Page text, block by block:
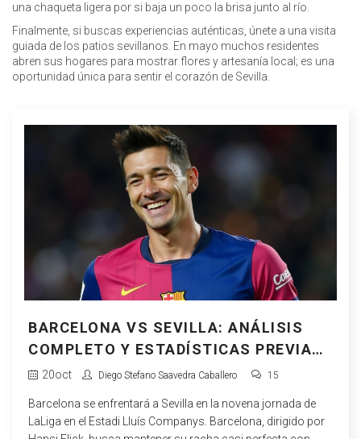
una chaqueta ligera por si baja un poco la brisa junto al río.
Finalmente, si buscas experiencias auténticas, únete a una visita
guiada de los patios sevillanos. En mayo muchos residentes
abren sus hogares para mostrar flores y artesanía local; es una
oportunidad única para sentir el corazón de Sevilla.
BARCELONA VS SEVILLA: ANÁLISIS
COMPLETO Y ESTADÍSTICAS PREVIA
AL PARTIDO EN LA LIGA
20oct Diego Stefano Saavedra Caballero 15
Barcelona se enfrentará a Sevilla en la novena jornada de
LaLiga en el Estadi Lluís Companys. Barcelona, dirigido por